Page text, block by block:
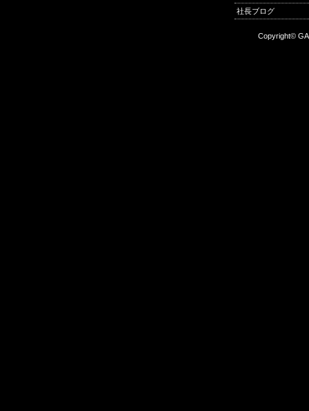
社長ブログ
Copyright©